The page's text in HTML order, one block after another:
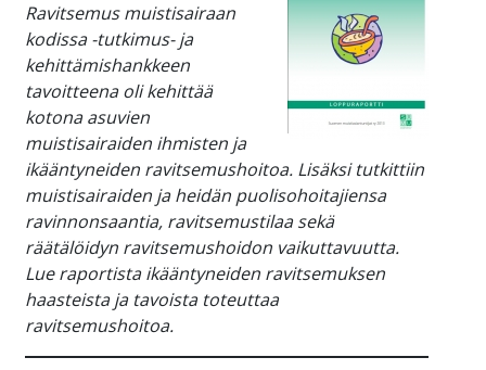
Ravitsemus muistisairaan
kodissa -tutkimus- ja
kehittämishankkeen
tavoitteena oli kehittää
kotona asuvien
muistisairaiden ihmisten ja
ikääntyneiden ravitsemushoitoa. Lisäksi tutkittiin
muistisairaiden ja heidän puolisohoitajiensa
ravinnonsaantia, ravitsemustilaa sekä
räätälöidyn ravitsemushoidon vaikuttavuutta.
Lue raportista ikääntyneiden ravitsemuksen
haasteista ja tavoista toteuttaa
ravitsemushoitoa.